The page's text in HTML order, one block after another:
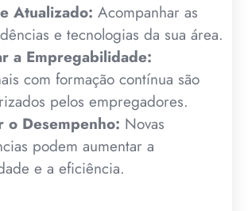
Atualizado: Acompanhar as
e tecnologias da sua área.
a Empregabilidade:
com formação contínua são
pelos empregadores.
o Desempenho: Novas
podem aumentar a
e a eficiência.